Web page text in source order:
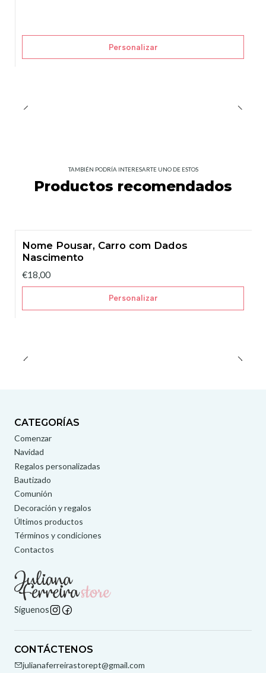
Personalizar
TAMBIÉN PODRÍA INTERESARTE UNO DE ESTOS
Productos recomendados
Nome Pousar, Carro com Dados
Nascimento
€18,00
Personalizar
CATEGORÍAS
Comenzar
Navidad
Regalos personalizadas
Bautizado
Comunión
Decoración y regalos
Últimos productos
Términos y condiciones
Contactos
Síguenos
CONTÁCTENOS
julianaferreirastorept@gmail.com